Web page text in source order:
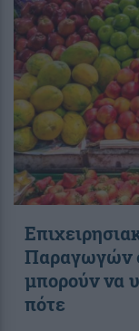
Παραγωγών
μπορούν να
πότε